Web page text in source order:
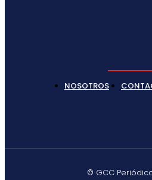
NOSOTROS
© GCC